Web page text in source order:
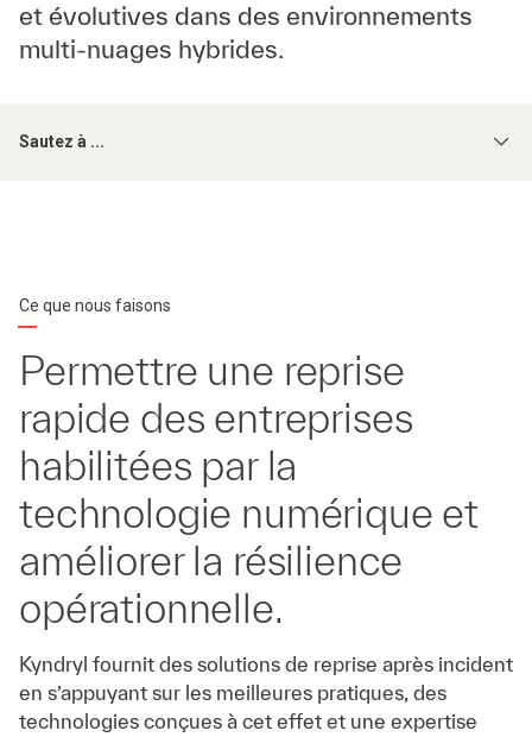
et évolutives dans des environnements
multi-nuages hybrides.
Sautez à ...
Ce que nous faisons
Permettre une reprise
rapide des entreprises
habilitées par la
technologie numérique et
améliorer la résilience
opérationnelle.
Kyndryl fournit des solutions de reprise après incident
en s’appuyant sur les meilleures pratiques, des
technologies conçues à cet effet et une expertise